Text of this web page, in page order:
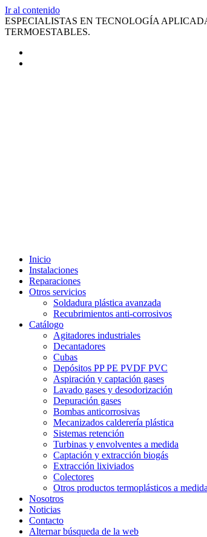
Ir al contenido
ESPECIALISTAS EN TECNOLOGÍA
TERMOESTABLES.
Inicio
Instalaciones
Reparaciones
Otros servicios
Soldadura plástica avanzada
Recubrimientos anti-corrosivos
Catálogo
Agitadores industriales
Decantadores
Cubas
Depósitos PP PE PVDF PVC
Aspiración y captación gases
Lavado gases y desodorización
Depuración gases
Bombas anticorrosivas
Mecanizados calderería plástica
Sistemas retención
Turbinas y envolventes a medida
Captación y extracción biogás
Extracción lixiviados
Colectores
Otros productos termoplásticos a medida
Nosotros
Noticias
Contacto
Alternar búsqueda de la web